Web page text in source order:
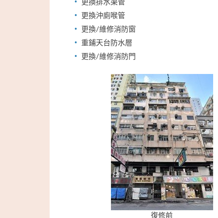
更換沖廁喉管
更換/維修消防窗
重鋪天台防水層
更換/維修消防門
復修前